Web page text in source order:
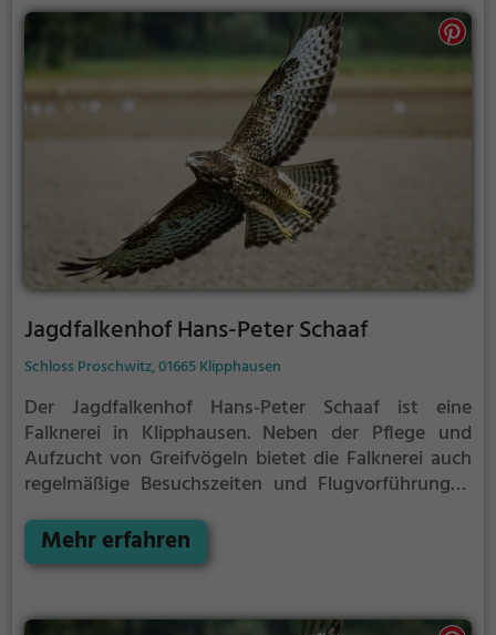
Jagdfalkenhof Hans-Peter Schaaf
Schloss Proschwitz, 01665 Klipphausen
Der Jagdfalkenhof Hans-Peter Schaaf ist eine
Falknerei in Klipphausen. Neben der Pflege und
Aufzucht von Greifvögeln bietet die Falknerei auch
regelmäßige Besuchszeiten und Flugvorführungen
du auf der Website
Mehr erfahren